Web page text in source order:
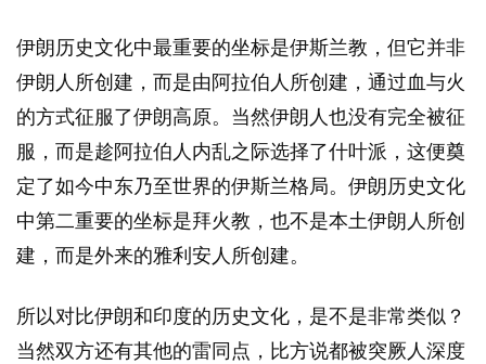
伊朗历史文化中最重要的坐标是伊斯兰教，但它并非
伊朗人所创建，而是由阿拉伯人所创建，通过血与火
的方式征服了伊朗高原。当然伊朗人也没有完全被征
服，而是趁阿拉伯人内乱之际选择了什叶派，这便奠
定了如今中东乃至世界的伊斯兰格局。伊朗历史文化
中第二重要的坐标是拜火教，也不是本土伊朗人所创
建，而是外来的雅利安人所创建。
所以对比伊朗和印度的历史文化，是不是非常类似？
当然双方还有其他的雷同点，比方说都被突厥人深度